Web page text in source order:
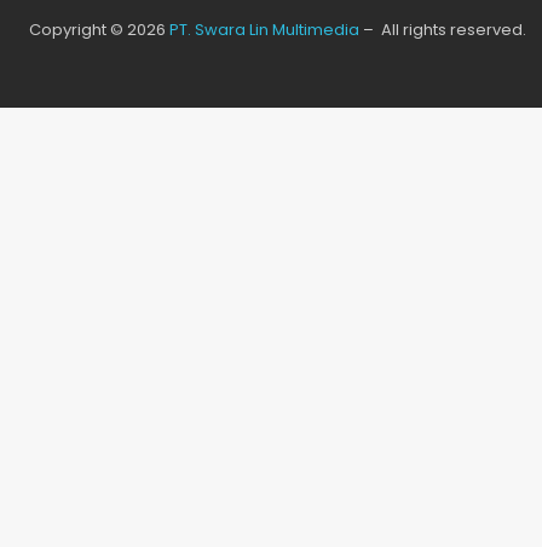
Copyright © 2026 PT. Swara Lin Multimedia – All rights reserved.